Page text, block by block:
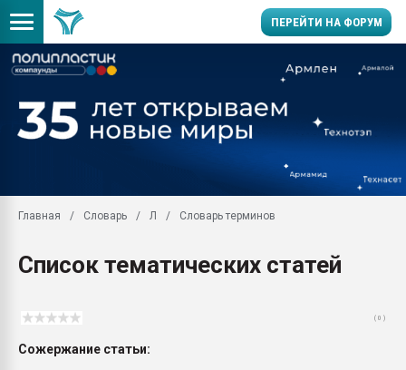
ПЕРЕЙТИ НА ФОРУМ
Вакуум-формовочные
28.07.2026
28.07.2026
ситуацией на
Главная Словарь Л Словарь терминов
Список тематических статей
( 0 )
Сожержание статьи: